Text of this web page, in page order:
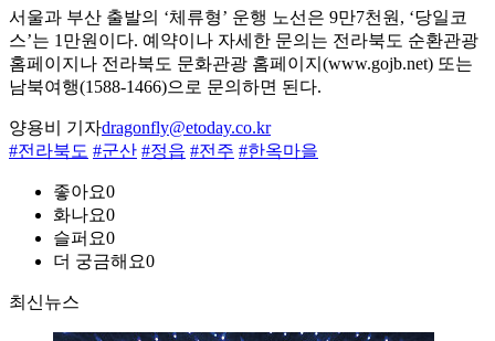
서울과 부산 출발의 ‘체류형’ 운행 노선은 9만7천원, ‘당일코
스’는 1만원이다. 예약이나 자세한 문의는 전라북도 순환관광
홈페이지나 전라북도 문화관광 홈페이지(www.gojb.net) 또는
남북여행(1588-1466)으로 문의하면 된다.
양용비 기자dragonfly@etoday.co.kr
#전라북도 #군산 #정읍 #전주 #한옥마을
좋아요0
화나요0
슬퍼요0
더 궁금해요0
최신뉴스